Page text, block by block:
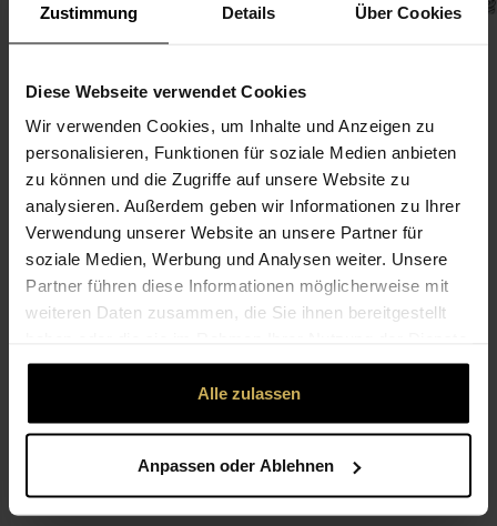
Zustimmung Details Über Cookies
Diese Webseite verwendet Cookies
Wir verwenden Cookies, um Inhalte und Anzeigen zu
personalisieren, Funktionen für soziale Medien anbieten
zu können und die Zugriffe auf unsere Website zu
analysieren. Außerdem geben wir Informationen zu Ihrer
Verwendung unserer Website an unsere Partner für
soziale Medien, Werbung und Analysen weiter. Unsere
Partner führen diese Informationen möglicherweise mit
weiteren Daten zusammen, die Sie ihnen bereitgestellt
gesammelt haben.
Alle zulassen
Anpassen oder Ablehnen
CONTACT
FLORALDIKUM
Verena Herrmann
Höger Str. 1
85646 Anzing
08121-250 69 00
info@floraldikum.de
OPENING HOURS